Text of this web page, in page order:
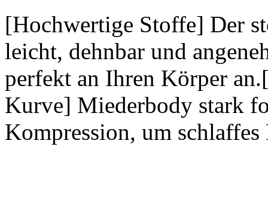
[Hochwertige Stoffe] Der
leicht, dehnbar und
perfekt an Ihren Körper
Kurve] Miederbody stark
Kompression, um